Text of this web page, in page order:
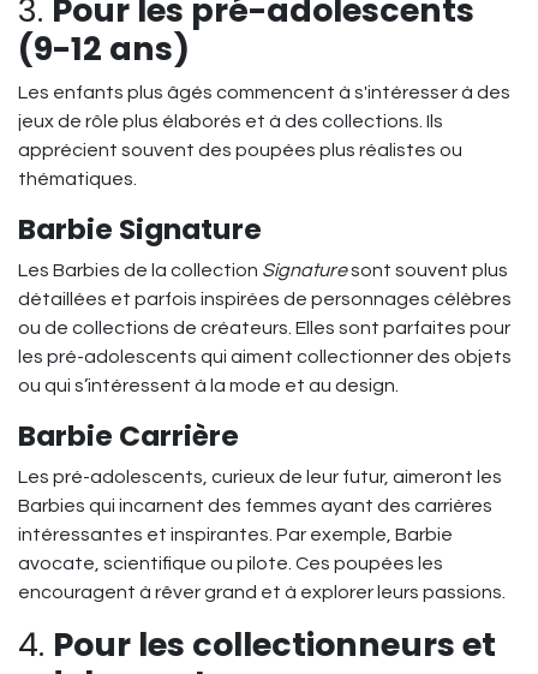
3. Pour les pré-adolescents
(9-12 ans)
Les enfants plus âgés commencent à s'intéresser à des
jeux de rôle plus élaborés et à des collections. Ils
apprécient souvent des poupées plus réalistes ou
thématiques.
Barbie Signature
Les Barbies de la collection Signaturesont souvent plus
détaillées et parfois inspirées de personnages célèbres
ou de collections de créateurs. Elles sont parfaites pour
les pré-adolescents qui aiment collectionner des objets
ou qui s’intéressent à la mode et au design.
Barbie Carrière
Les pré-adolescents, curieux de leur futur, aimeront les
Barbies qui incarnent des femmes ayant des carrières
intéressantes et inspirantes. Par exemple, Barbie
avocate, scientifique ou pilote. Ces poupées les
encouragent à rêver grand et à explorer leurs passions.
4. Pour les collectionneurs et